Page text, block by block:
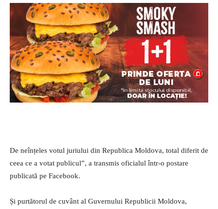
De neînțeles votul juriului din Republica Moldova, total diferit de
ceea ce a votat publicul”, a transmis oficialul într-o postare
publicată pe Facebook.
Și purtătorul de cuvânt al Guvernului Republicii Moldova,